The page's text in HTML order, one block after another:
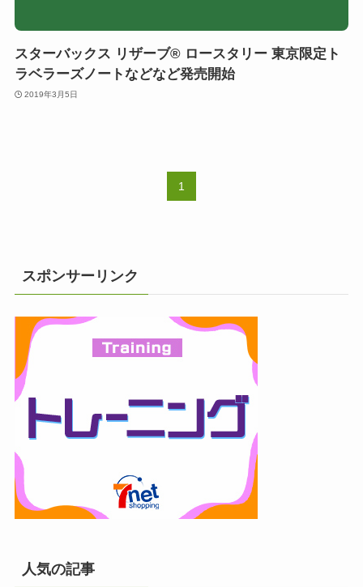
スターバックス リザーブ® ロースタリー 東京限定ト
ラベラーズノートなどなど発売開始
2019年3月5日
1
スポンサーリンク
人気の記事